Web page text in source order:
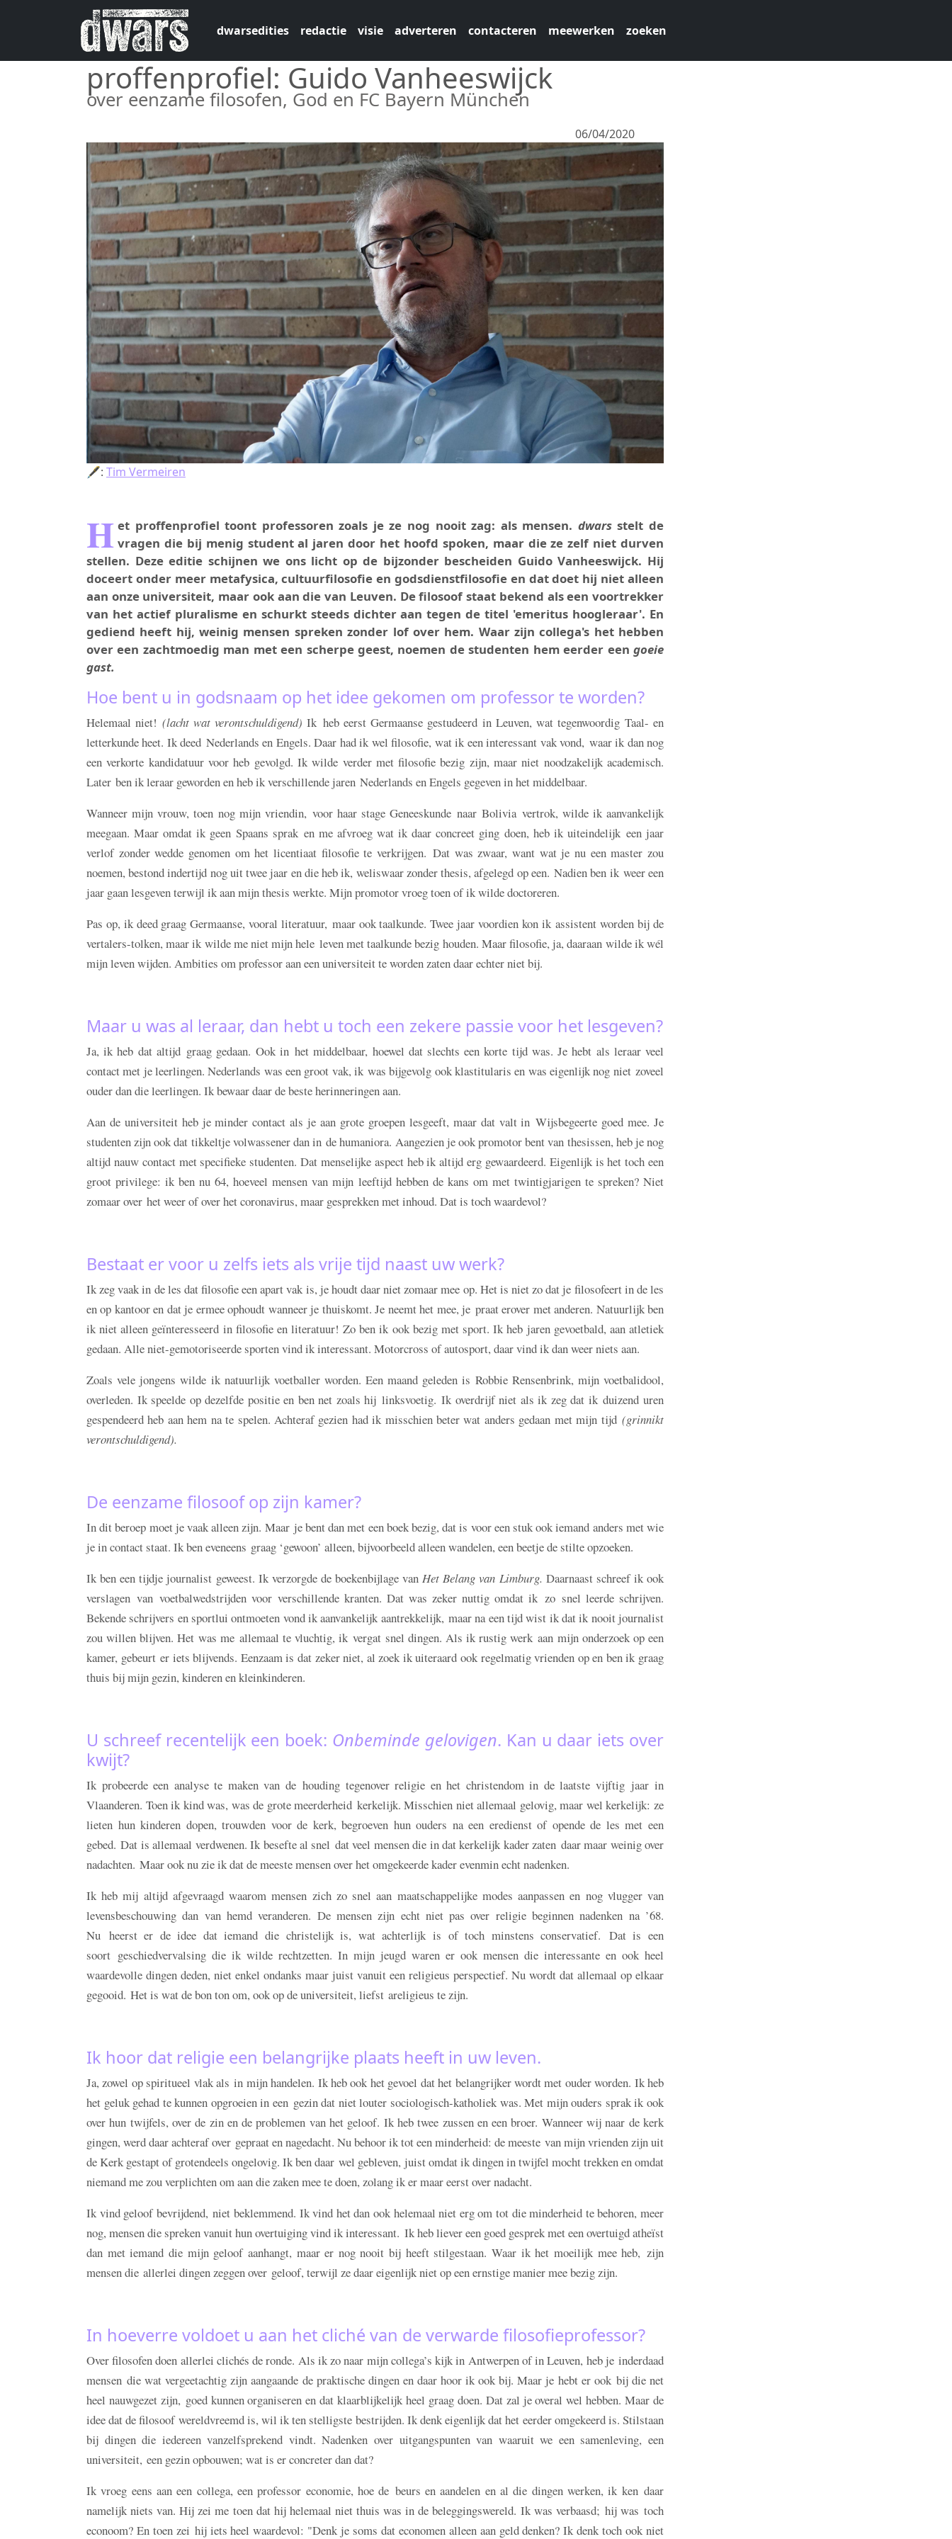
Overslaan en naar de inhoud gaan
dwarsedities
redactie visie adverteren contacteren meewerken zoeken
proffenprofiel: Guido Vanheeswijck
over eenzame filosofen, God en FC Bayern München
06/04/2020
🖋: Tim Vermeiren
H et proffenprofiel toont professoren zoals je ze nog nooit zag: als mensen. dwarsstelt de
vragen die bij menig student al jaren door het hoofd spoken, maar die ze zelf niet durven
stellen. Deze editie schijnen we ons licht op de bijzonder bescheiden Guido Vanheeswijck. Hij
doceert onder meer metafysica, cultuurfilosofie en godsdienstfilosofie en dat doet hij niet alleen
aan onze universiteit, maar ook aan die van Leuven. De filosoof staat bekend als een voortrekker
van het actief pluralisme en schurkt steeds dichter aan tegen de titel 'emeritus hoogleraar'. En
gediend heeft hij, weinig mensen spreken zonder lof over hem. Waar zijn collega's het hebben
over een zachtmoedig man met een scherpe geest, noemen de studenten hem eerder een goeie
gast.
Hoe bent u in godsnaam op het idee gekomen om professor te worden?
Helemaal niet! (lacht wat verontschuldigend) Ik heb eerst Germaanse gestudeerd in Leuven, wat tegenwoordig Taal- en
letterkunde heet. Ik deed Nederlands en Engels. Daar had ik wel filosofie, wat ik een interessant vak vond, waar ik dan nog
een verkorte kandidatuur voor heb gevolgd. Ik wilde verder met filosofie bezig zijn, maar niet noodzakelijk academisch.
Later ben ik leraar geworden en heb ik verschillende jaren Nederlands en Engels gegeven in het middelbaar.
Wanneer mijn vrouw, toen nog mijn vriendin, voor haar stage Geneeskunde naar Bolivia vertrok, wilde ik aanvankelijk
meegaan. Maar omdat ik geen Spaans sprak en me afvroeg wat ik daar concreet ging doen, heb ik uiteindelijk een jaar
verlof zonder wedde genomen om het licentiaat filosofie te verkrijgen. Dat was zwaar, want wat je nu een master zou
noemen, bestond indertijd nog uit twee jaar en die heb ik, weliswaar zonder thesis, afgelegd op een. Nadien ben ik weer een
jaar gaan lesgeven terwijl ik aan mijn thesis werkte. Mijn promotor vroeg toen of ik wilde doctoreren.
Pas op, ik deed graag Germaanse, vooral literatuur, maar ook taalkunde. Twee jaar voordien kon ik assistent worden bij de
vertalers-tolken, maar ik wilde me niet mijn hele leven met taalkunde bezig houden. Maar filosofie, ja, daaraan wilde ik wél
mijn leven wijden. Ambities om professor aan een universiteit te worden zaten daar echter niet bij.
Maar u was al leraar, dan hebt u toch een zekere passie voor het lesgeven?
Ja, ik heb dat altijd graag gedaan. Ook in het middelbaar, hoewel dat slechts een korte tijd was. Je hebt als leraar veel
contact met je leerlingen. Nederlands was een groot vak, ik was bijgevolg ook klastitularis en was eigenlijk nog niet zoveel
ouder dan die leerlingen. Ik bewaar daar de beste herinneringen aan.
Aan de universiteit heb je minder contact als je aan grote groepen lesgeeft, maar dat valt in Wijsbegeerte goed mee. Je
studenten zijn ook dat tikkeltje volwassener dan in de humaniora. Aangezien je ook promotor bent van thesissen, heb je nog
altijd nauw contact met specifieke studenten. Dat menselijke aspect heb ik altijd erg gewaardeerd. Eigenlijk is het toch een
groot privilege: ik ben nu 64, hoeveel mensen van mijn leeftijd hebben de kans om met twintigjarigen te spreken? Niet
zomaar over het weer of over het coronavirus, maar gesprekken met inhoud. Dat is toch waardevol?
Bestaat er voor u zelfs iets als vrije tijd naast uw werk?
Ik zeg vaak in de les dat filosofie een apart vak is, je houdt daar niet zomaar mee op. Het is niet zo dat je filosofeert in de les
en op kantoor en dat je ermee ophoudt wanneer je thuiskomt. Je neemt het mee, je praat erover met anderen. Natuurlijk ben
ik niet alleen geïnteresseerd in filosofie en literatuur! Zo ben ik ook bezig met sport. Ik heb jaren gevoetbald, aan atletiek
gedaan. Alle niet-gemotoriseerde sporten vind ik interessant. Motorcross of autosport, daar vind ik dan weer niets aan.
Zoals vele jongens wilde ik natuurlijk voetballer worden. Een maand geleden is Robbie Rensenbrink, mijn voetbalidool,
overleden. Ik speelde op dezelfde positie en ben net zoals hij linksvoetig. Ik overdrijf niet als ik zeg dat ik duizend uren
gespendeerd heb aan hem na te spelen. Achteraf gezien had ik misschien beter wat anders gedaan met mijn tijd (grinnikt
verontschuldigend).
De eenzame filosoof op zijn kamer?
In dit beroep moet je vaak alleen zijn. Maar je bent dan met een boek bezig, dat is voor een stuk ook iemand anders met wie
je in contact staat. Ik ben eveneens graag ‘gewoon’ alleen, bijvoorbeeld alleen wandelen, een beetje de stilte opzoeken.
Ik ben een tijdje journalist geweest. Ik verzorgde de boekenbijlage vanHet Belang van Limburg. Daarnaast schreef ik ook
verslagen van voetbalwedstrijden voor verschillende kranten. Dat was zeker nuttig omdat ik zo snel leerde schrijven.
Bekende schrijvers en sportlui ontmoeten vond ik aanvankelijk aantrekkelijk, maar na een tijd wist ik dat ik nooit journalist
zou willen blijven. Het was me allemaal te vluchtig, ik vergat snel dingen. Als ik rustig werk aan mijn onderzoek op een
kamer, gebeurt er iets blijvends. Eenzaam is dat zeker niet, al zoek ik uiteraard ook regelmatig vrienden op en ben ik graag
thuis bij mijn gezin, kinderen en kleinkinderen.
U schreef recentelijk een boek: Onbeminde gelovigen. Kan u daar iets over
kwijt?
Ik probeerde een analyse te maken van de houding tegenover religie en het christendom in de laatste vijftig jaar in
Vlaanderen. Toen ik kind was, was de grote meerderheid kerkelijk. Misschien niet allemaal gelovig, maar wel kerkelijk: ze
lieten hun kinderen dopen, trouwden voor de kerk, begroeven hun ouders na een eredienst of opende de les met een
gebed. Dat is allemaal verdwenen. Ik besefte al snel dat veel mensen die in dat kerkelijk kader zaten daar maar weinig over
nadachten. Maar ook nu zie ik dat de meeste mensen over het omgekeerde kader evenmin echt nadenken.
Ik heb mij altijd afgevraagd waarom mensen zich zo snel aan maatschappelijke modes aanpassen en nog vlugger van
levensbeschouwing dan van hemd veranderen. De mensen zijn echt niet pas over religie beginnen nadenken na ’68.
Nu heerst er de idee dat iemand die christelijk is, wat achterlijk is of toch minstens conservatief. Dat is een
soort geschiedvervalsing die ik wilde rechtzetten. In mijn jeugd waren er ook mensen die interessante en ook heel
waardevolle dingen deden, niet enkel ondanks maar juist vanuit een religieus perspectief. Nu wordt dat allemaal op elkaar
gegooid. Het is wat de bon ton om, ook op de universiteit, liefst areligieus te zijn.
Ik hoor dat religie een belangrijke plaats heeft in uw leven.
Ja, zowel op spiritueel vlak als in mijn handelen. Ik heb ook het gevoel dat het belangrijker wordt met ouder worden. Ik heb
het geluk gehad te kunnen opgroeien in een gezin dat niet louter sociologisch-katholiek was. Met mijn ouders sprak ik ook
over hun twijfels, over de zin en de problemen van het geloof. Ik heb twee zussen en een broer. Wanneer wij naar de kerk
gingen, werd daar achteraf over gepraat en nagedacht. Nu behoor ik tot een minderheid: de meeste van mijn vrienden zijn uit
de Kerk gestapt of grotendeels ongelovig. Ik ben daar wel gebleven, juist omdat ik dingen in twijfel mocht trekken en omdat
niemand me zou verplichten om aan die zaken mee te doen, zolang ik er maar eerst over nadacht.
Ik vind geloof bevrijdend, niet beklemmend. Ik vind het dan ook helemaal niet erg om tot die minderheid te behoren, meer
nog, mensen die spreken vanuit hun overtuiging vind ik interessant. Ik heb liever een goed gesprek met een overtuigd atheïst
dan met iemand die mijn geloof aanhangt, maar er nog nooit bij heeft stilgestaan. Waar ik het moeilijk mee heb, zijn
mensen die allerlei dingen zeggen over geloof, terwijl ze daar eigenlijk niet op een ernstige manier mee bezig zijn.
In hoeverre voldoet u aan het cliché van de verwarde filosofieprofessor?
Over filosofen doen allerlei clichés de ronde. Als ik zo naar mijn collega’s kijk in Antwerpen of in Leuven, heb je inderdaad
mensen die wat vergeetachtig zijn aangaande de praktische dingen en daar hoor ik ook bij. Maar je hebt er ook bij die net
heel nauwgezet zijn, goed kunnen organiseren en dat klaarblijkelijk heel graag doen. Dat zal je overal wel hebben. Maar de
idee dat de filosoof wereldvreemd is, wil ik ten stelligste bestrijden. Ik denk eigenlijk dat het eerder omgekeerd is. Stilstaan
bij dingen die iedereen vanzelfsprekend vindt. Nadenken over uitgangspunten van waaruit we een samenleving, een
universiteit, een gezin opbouwen; wat is er concreter dan dat?
Ik vroeg eens aan een collega, een professor economie, hoe de beurs en aandelen en al die dingen werken, ik ken daar
namelijk niets van. Hij zei me toen dat hij helemaal niet thuis was in de beleggingswereld. Ik was verbaasd; hij was toch
econoom? En toen zei hij iets heel waardevol: "Denk je soms dat economen alleen aan geld denken? Ik denk toch ook niet